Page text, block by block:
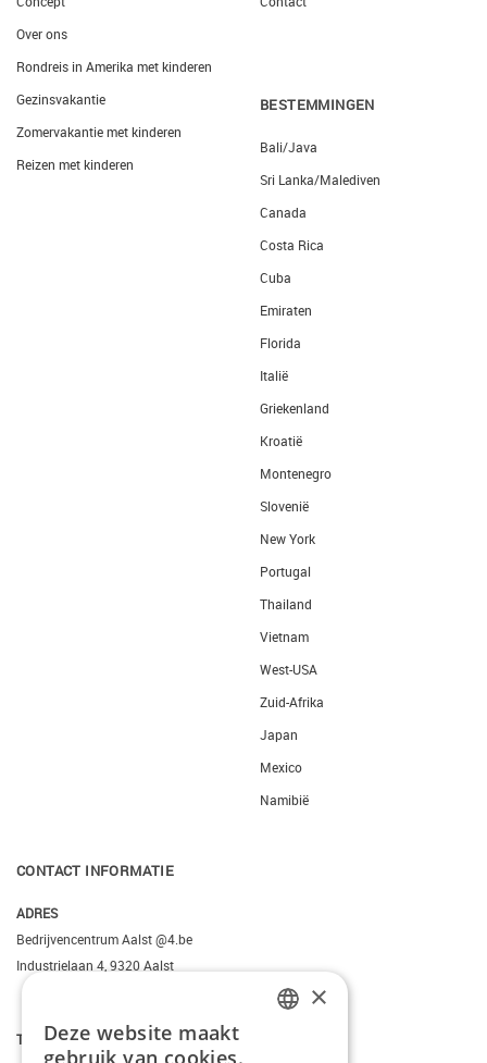
Over ons
Rondreis in Amerika met kinderen
Gezinsvakantie
Zomervakantie met kinderen
Reizen met kinderen
BESTEMMINGEN
Bali/Java
Sri Lanka/Malediven
Canada
Costa Rica
Cuba
Emiraten
Florida
Italië
Griekenland
Kroatië
Montenegro
Slovenië
New York
Portugal
Thailand
Vietnam
West-USA
Zuid-Afrika
Japan
Mexico
Namibië
CONTACT INFORMATIE
ADRES
Bedrijvencentrum Aalst @4.be
Industrielaan 4, 9320 Aalst
T. +3223095206
×
Deze website maakt
gebruik van cookies.